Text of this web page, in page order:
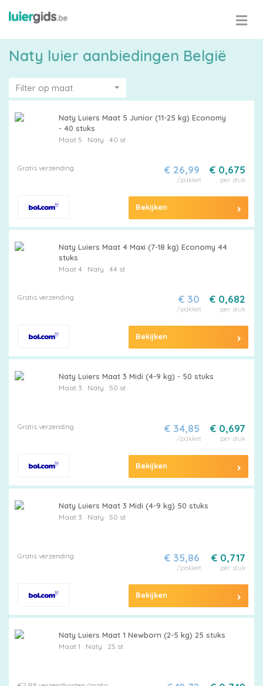
Kies
je
maat
Extra
Merken
Naty luier aanbiedingen België
Filter op maat
Naty Luiers Maat 5 Junior (11-25 kg) Economy
- 40 stuks
Maat 5 Naty 40 st
Gratis verzending € 0,675
per stuk
€ 26,99
/pakket
Bekijken
Naty Luiers Maat 4 Maxi (7-18 kg) Economy 44
stuks
Maat 4 Naty 44 st
Gratis verzending € 0,682
per stuk
€ 30
/pakket
Bekijken
Naty Luiers Maat 3 Midi (4-9 kg) - 50 stuks
Maat 3 Naty 50 st
Gratis verzending € 0,697
per stuk
€ 34,85
/pakket
Bekijken
Naty Luiers Maat 3 Midi (4-9 kg) 50 stuks
Maat 3 Naty 50 st
Gratis verzending € 0,717
per stuk
€ 35,86
/pakket
Bekijken
Naty Luiers Maat 1 Newborn (2-5 kg) 25 stuks
Maat 1 Naty 25 st